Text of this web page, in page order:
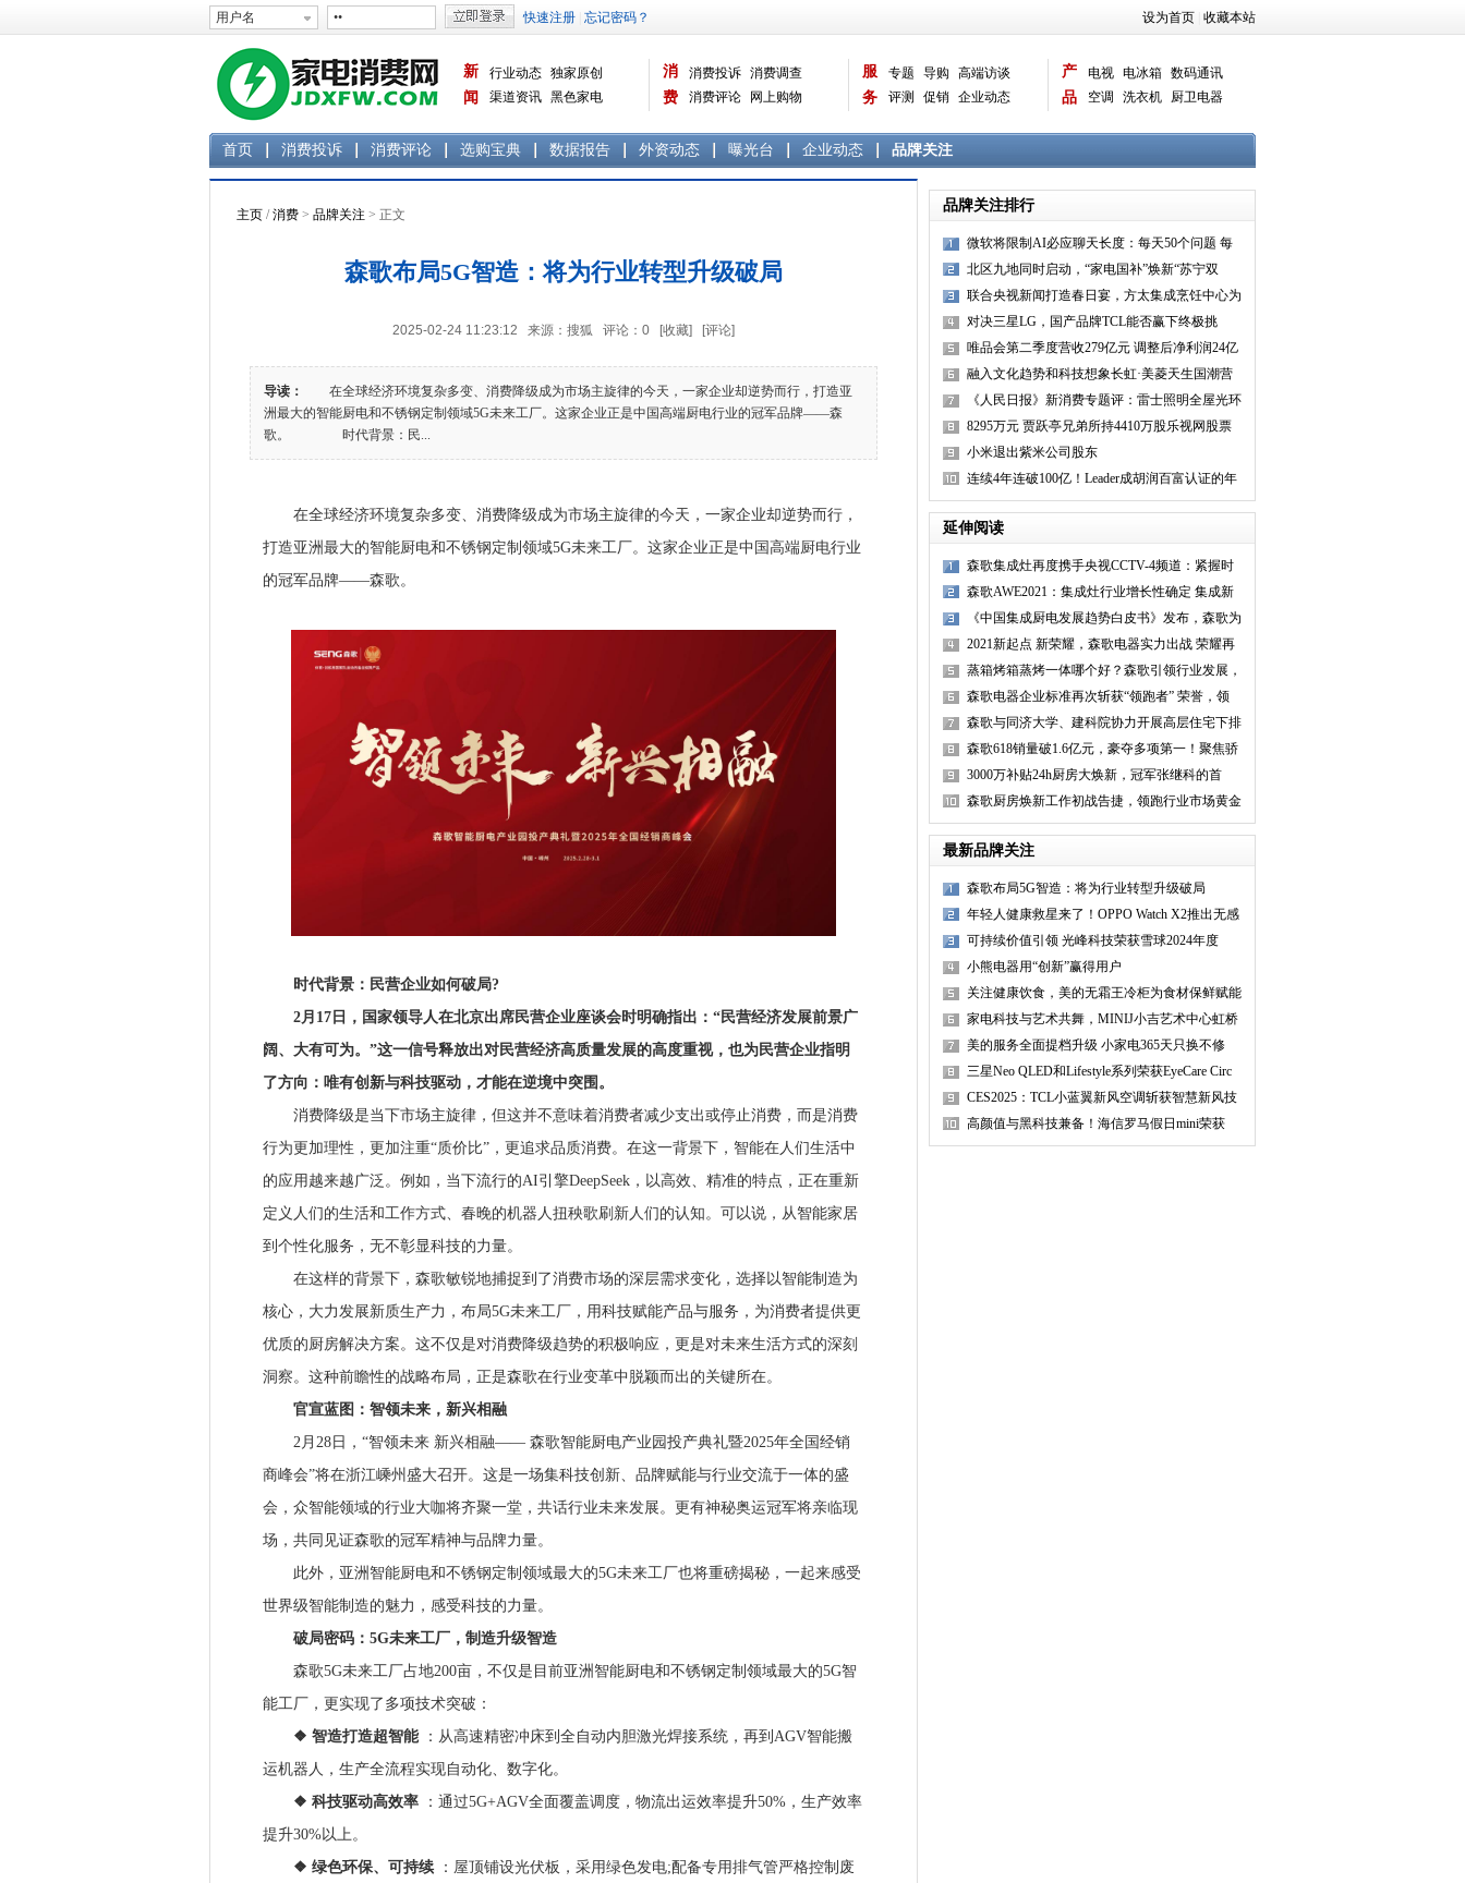
设为首页 收藏本站
新
闻
行业动态 独家原创
渠道资讯 黑色家电
消
费
消费投诉 消费调查
消费评论
网上购物
曝光台
品牌关注
服
务
专题 导购
高端访谈
评测
促销 企业动态
产
品
电视 电冰箱 数码通讯
空调
洗衣机
厨卫电器
首页 消费投诉 消费评论 选购宝典 数据报告 外资动态 曝光台 企业动态 品牌关注
主页 /消费 > 品牌关注 > 正文
森歌布局5G智造：将为行业转型升级破局
2025-02-24 11:23:12 来源：搜狐 评论： 0 [收藏] [评论]
导读：
在全球经济环境复杂多变、消费降级成为市场主旋律的今天，一家企业却逆势而行，打造亚
洲最大的智能厨电和不锈钢定制领域5G未来工厂。这家企业正是中国高端厨电行业的冠军品牌——森
歌。 时代背景：民...
在全球经济环境复杂多变、消费降级成为市场主旋律的今天，一家企业却逆势而行，
打造亚洲最大的智能厨电和不锈钢定制领域5G未来工厂。这家企业正是中国高端厨电行业
的冠军品牌——森歌。
时代背景：民营企业如何破局?
2月17日，国家领导人在北京出席民营企业座谈会时明确指出：“民营经济发展前景广
阔、大有可为。”这一信号释放出对民营经济高质量发展的高度重视，也为民营企业指明
了方向：唯有创新与科技驱动，才能在逆境中突围。
消费降级是当下市场主旋律，但这并不意味着消费者减少支出或停止消费，而是消费
行为更加理性，更加注重“质价比”，更追求品质消费。在这一背景下，智能在人们生活中
的应用越来越广泛。例如，当下流行的AI引擎DeepSeek，以高效、精准的特点，正在重新
定义人们的生活和工作方式、春晚的机器人扭秧歌刷新人们的认知。可以说，从智能家居
到个性化服务，无不彰显科技的力量。
在这样的背景下，森歌敏锐地捕捉到了消费市场的深层需求变化，选择以智能制造为
核心，大力发展新质生产力，布局5G未来工厂，用科技赋能产品与服务，为消费者提供更
优质的厨房解决方案。这不仅是对消费降级趋势的积极响应，更是对未来生活方式的深刻
洞察。这种前瞻性的战略布局，正是森歌在行业变革中脱颖而出的关键所在。
官宣蓝图：智领未来，新兴相融
2月28日，“智领未来 新兴相融—— 森歌智能厨电产业园投产典礼暨2025年全国经销
商峰会”将在浙江嵊州盛大召开。这是一场集科技创新、品牌赋能与行业交流于一体的盛
会，众智能领域的行业大咖将齐聚一堂，共话行业未来发展。更有神秘奥运冠军将亲临现
场，共同见证森歌的冠军精神与品牌力量。
此外，亚洲智能厨电和不锈钢定制领域最大的5G未来工厂也将重磅揭秘，一起来感受
世界级智能制造的魅力，感受科技的力量。
破局密码：5G未来工厂，制造升级智造
森歌5G未来工厂占地200亩，不仅是目前亚洲智能厨电和不锈钢定制领域最大的5G智
能工厂，更实现了多项技术突破：
❖ 智造打造超智能：从高速精密冲床到全自动内胆激光焊接系统，再到AGV智能搬
运机器人，生产全流程实现自动化、数字化。
❖ 科技驱动高效率
：通过5G+AGV全面覆盖调度，物流出运效率提升50%，生产效率
提升30%以上。
❖ 绿色环保、可持续 ：屋顶铺设光伏板，采用绿色发电;配备专用排气管严格控制废
品牌关注排行
微软将限制AI必应聊天长度：每天50个问题 每
次对话5个
北区九地同时启动，“家电国补”焕新“苏宁双
11”优惠翻倍
联合央视新闻打造春日宴，方太集成烹饪中心为
幸福厨居注入科
对决三星LG，国产品牌TCL能否赢下终极挑
战？
唯品会第二季度营收279亿元 调整后净利润24亿
元
融入文化趋势和科技想象长虹·美菱天生国潮营
造用户深口碑
《人民日报》新消费专题评：雷士照明全屋光环
境备受消费者青
8295万元 贾跃亭兄弟所持4410万股乐视网股票
被拍下
小米退出紫米公司股东
连续4年连破100亿！Leader成胡润百富认证的年
轻“潜力股”
延伸阅读
森歌集成灶再度携手央视CCTV-4频道：紧握时
代风口，创新驱动
森歌AWE2021：集成灶行业增长性确定 集成新
物种满足多元需求
《中国集成厨电发展趋势白皮书》发布，森歌为
何能立于潮头？
2021新起点 新荣耀，森歌电器实力出战 荣耀再
起
蒸箱烤箱蒸烤一体哪个好？森歌引领行业发展，
使智能套系厨房
森歌电器企业标准再次斩获“领跑者” 荣誉，领
先技术，实力
森歌与同济大学、建科院协力开展高层住宅下排
烟道研究，“第
森歌618销量破1.6亿元，豪夺多项第一！聚焦骄
人业绩的背后，
3000万补贴24h厨房大焕新，冠军张继科的首
选，2台森歌就能搞
森歌厨房焕新工作初战告捷，领跑行业市场黄金
赛道
最新品牌关注
森歌布局5G智造：将为行业转型升级破局
年轻人健康救星来了！OPPO Watch X2推出无感
高
可持续价值引领 光峰科技荣获雪球2024年度
ESG创
小熊电器用“创新”赢得用户
关注健康饮食，美的无霜王冷柜为食材保鲜赋能
家电科技与艺术共舞，MINIJ小吉艺术中心虹桥
天地
美的服务全面提档升级 小家电365天只换不修
三星Neo QLED和Lifestyle系列荣获EyeCare Circ
CES2025：TCL小蓝翼新风空调斩获智慧新风技
术创新
高颜值与黑科技兼备！海信罗马假日mini荣获
CES